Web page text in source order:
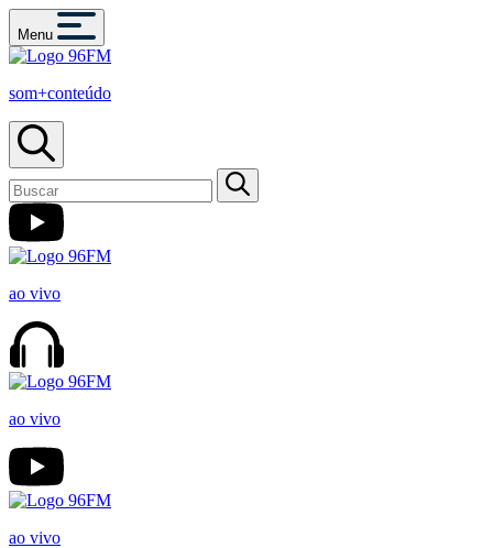
Menu
som+conteúdo
ao vivo
ao vivo
ao vivo